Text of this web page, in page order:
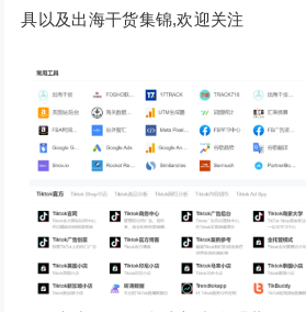
具以及出海干货集锦,欢迎关注